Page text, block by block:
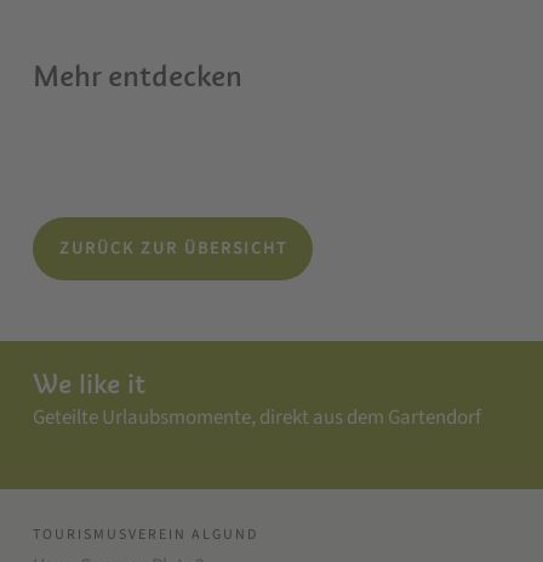
Mehr entdecken
ZURÜCK ZUR ÜBERSICHT
We like it
Geteilte Urlaubsmomente, direkt aus dem Gartendorf
TOURISMUSVEREIN ALGUND